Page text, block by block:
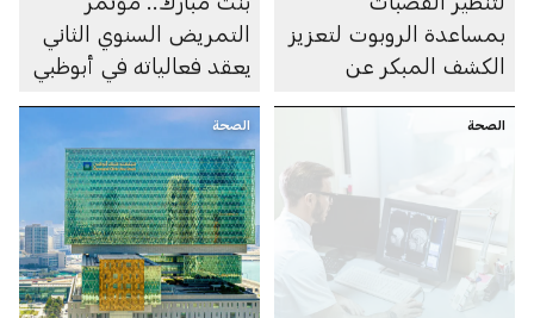
بمساعدة الروبوت لتعزيز
الكشف المبكر عن
التمريض السنوي الثاني
يعقد فعالياته في أبوظبي
الصحة الصحة